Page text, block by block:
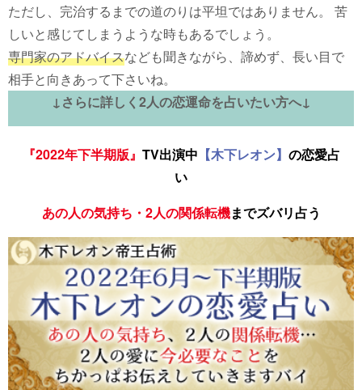
ただし、完治するまでの道のりは平坦ではありません。 苦
しいと感じてしまうような時もあるでしょう。
専門家のアドバイスなども聞きながら、諦めず、長い目で
相手と向きあって下さいね。
↓さらに詳しく2人の恋運命を占いたい方へ↓
『2022年下半期版』 TV出演中 【木下レオン】 の恋愛占
い
あの人の気持ち・2人の関係転機までズバリ占う